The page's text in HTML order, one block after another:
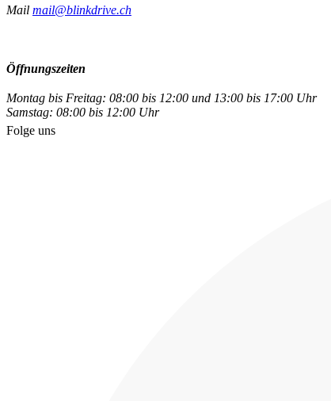
Mail mail@blinkdrive.ch
Öffnungszeiten
Montag bis Freitag: 08:00 bis 12:00 und 13:00 bis 17:00 Uhr
Samstag: 08:00 bis 12:00 Uhr
Folge uns